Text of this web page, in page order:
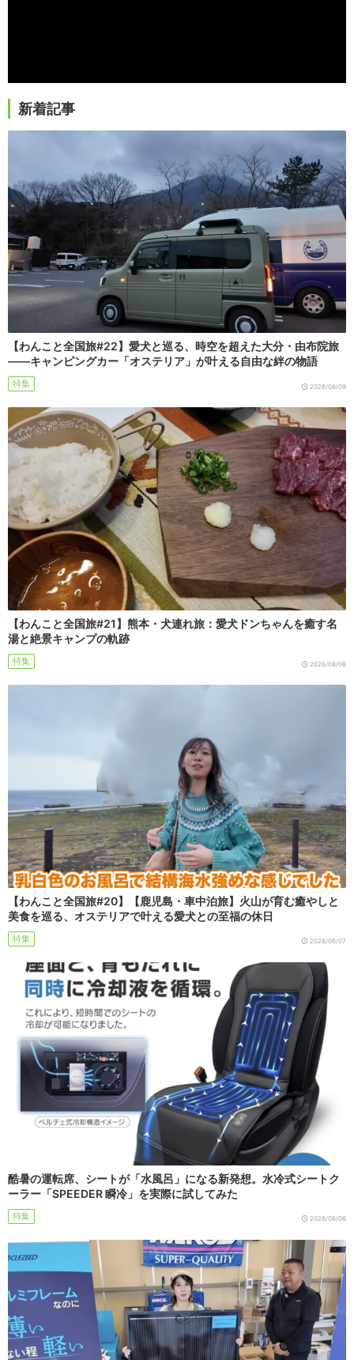
新着記事
【わんこと全国旅#22】愛犬と巡る、時空を超えた大分・由布院旅
――キャンピングカー「オステリア」が叶える自由な絆の物語
特集 2026/08/09
【わんこと全国旅#21】熊本・犬連れ旅：愛犬ドンちゃんを癒す名
湯と絶景キャンプの軌跡
特集 2026/08/08
【わんこと全国旅#20】【鹿児島・車中泊旅】火山が育む癒やしと
美食を巡る、オステリアで叶える愛犬との至福の休日
特集 2026/08/07
酷暑の運転席、シートが「水風呂」になる新発想。水冷式シートク
ーラー「SPEEDER 瞬冷」を実際に試してみた
特集 2026/08/06